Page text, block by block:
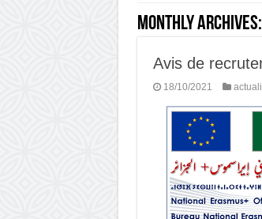
Monthly Archives:
Avis de
18/10/2021